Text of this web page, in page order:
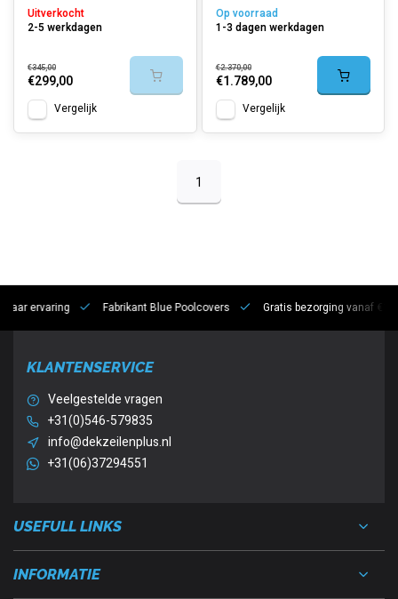
Uitverkocht
2-5 werkdagen
€345,00
€299,00
Vergelijk
Op voorraad
1-3 dagen werkdagen
€2.370,00
€1.789,00
Vergelijk
1
jaar ervaring Fabrikant Blue Poolcovers Gratis bezorging vanaf
KLANTENSERVICE
Veelgestelde vragen
+31(0)546-579835
info@dekzeilenplus.nl
+31(06)37294551
USEFULL LINKS
INFORMATIE